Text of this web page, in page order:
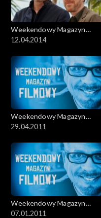
Weekendowy Magazyn
Filmowy
12.04.2014
Weekendowy Magazyn
Filmowy
29.04.2011
Weekendowy Magazyn
Filmowy
07.01.2011